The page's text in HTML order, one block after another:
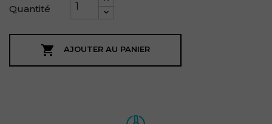
Quantité
 AJOUTER AU PANIER